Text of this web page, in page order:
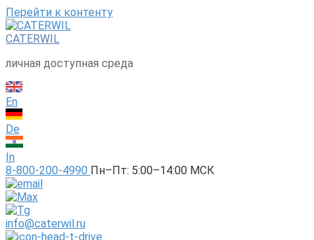
Перейти к контенту
CATERWIL
личная доступная среда
En
De
In
8-800-200-4990 Пн–Пт: 5:00–14:00 МСК
info@caterwil.ru